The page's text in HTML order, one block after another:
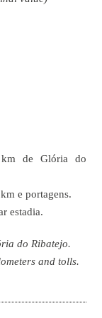
km de Glória do
e portagens.
estadia.
do Ribatejo.
and tolls.